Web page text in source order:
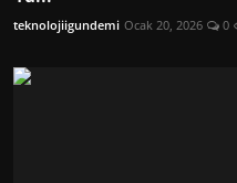
teknolojiigundemi Ocak 20, 2026 0